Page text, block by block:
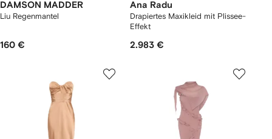
DAMSON MADDER
Liu Regenmantel
160 €
Ana Radu
Drapiertes Maxikleid mit Plissee-
Effekt
2.983 €